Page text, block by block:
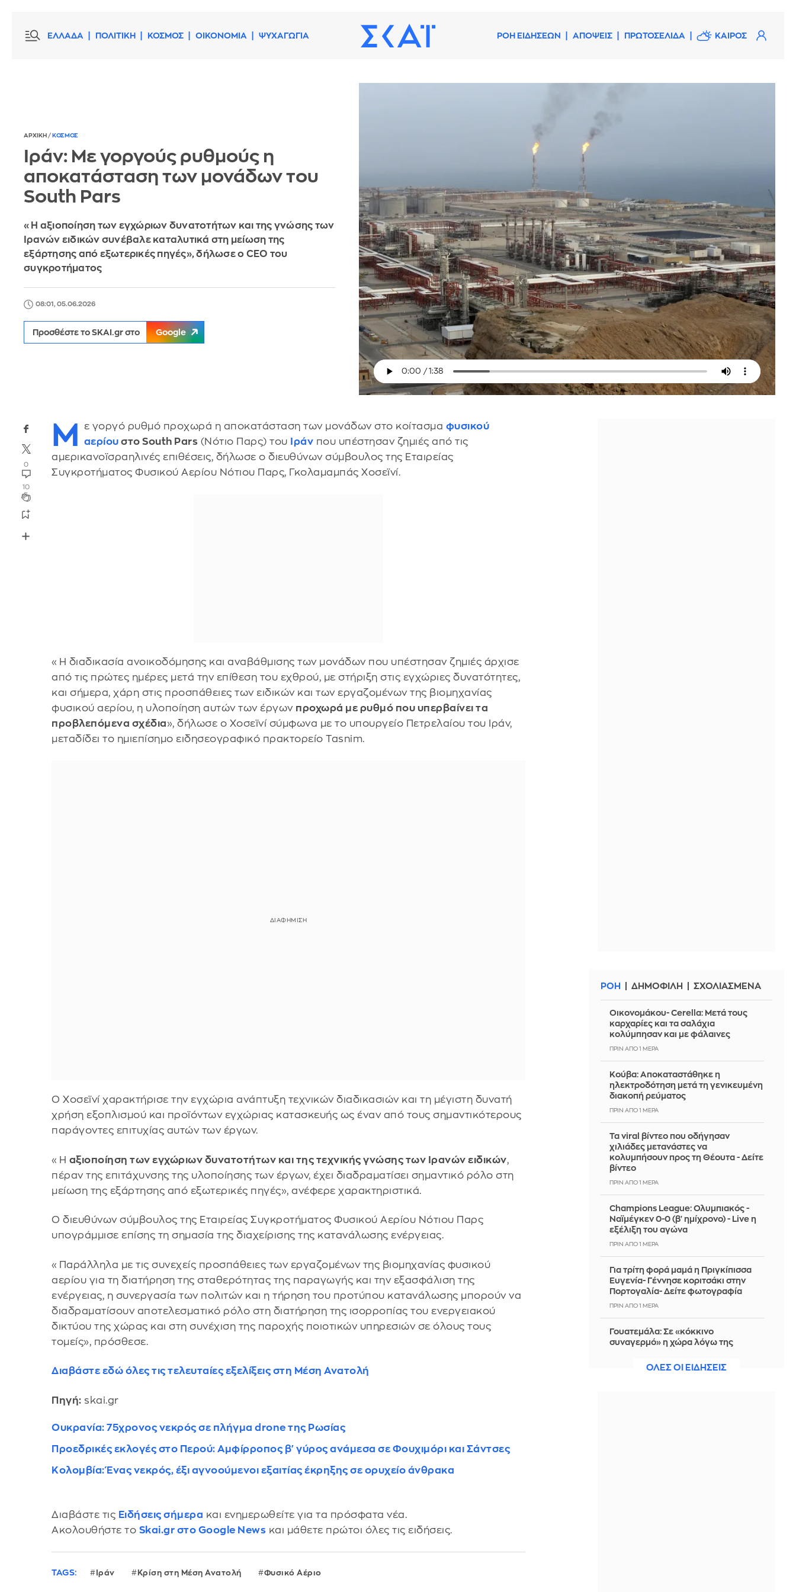
ΕΛΛΑΔΑ ΠΟΛΙΤΙΚΗ ΚΟΣΜΟΣ ΟΙΚΟΝΟΜΙΑ ΨΥΧΑΓΩΓΙΑ ΡΟΗ ΕΙΔΗΣΕΩΝ ΑΠΟΨΕΙΣ ΠΡΩΤΟΣΕΛΙΔΑ ΚΑΙΡΟΣ
ΑΡΧΙΚΗ / ΚΟΣΜΟΣ
Ιράν: Με γοργούς ρυθμούς η
αποκατάσταση των μονάδων του
South Pars
«Η αξιοποίηση των εγχώριων δυνατοτήτων και της γνώσης των
Ιρανών ειδικών συνέβαλε καταλυτικά στη μείωση της
εξάρτησης από εξωτερικές πηγές», δήλωσε ο CEO του
συγκροτήματος
08:01, 05.06.2026
Προσθέστε το SKAI.gr στο Google
0
10
Μ ε γοργό ρυθμό προχωρά η αποκατάσταση των μονάδων στο κοίτασμα φυσικού
αερίου στο South Pars (Νότιο Παρς) του Ιράν που υπέστησαν ζημιές από τις
αμερικανοϊσραηλινές επιθέσεις, δήλωσε ο διευθύνων σύμβουλος της Εταιρείας
Συγκροτήματος Φυσικού Αερίου Νότιου Παρς, Γκολαμαμπάς Χοσεϊνί.
«Η διαδικασία ανοικοδόμησης και αναβάθμισης των μονάδων που υπέστησαν ζημιές άρχισε
από τις πρώτες ημέρες μετά την επίθεση του εχθρού, με στήριξη στις εγχώριες δυνατότητες,
και σήμερα, χάρη στις προσπάθειες των ειδικών και των εργαζομένων της βιομηχανίας
φυσικού αερίου, η υλοποίηση αυτών των έργων προχωρά με ρυθμό που υπερβαίνει τα
προβλεπόμενα σχέδια», δήλωσε ο Χοσεϊνί σύμφωνα με το υπουργείο Πετρελαίου του Ιράν,
μεταδίδει το ημιεπίσημο ειδησεογραφικό πρακτορείο Tasnim.
Ο Χοσεϊνί χαρακτήρισε την εγχώρια ανάπτυξη τεχνικών διαδικασιών και τη μέγιστη δυνατή
χρήση εξοπλισμού και προϊόντων εγχώριας κατασκευής ως έναν από τους σημαντικότερους
παράγοντες επιτυχίας αυτών των έργων.
«Η αξιοποίηση των εγχώριων δυνατοτήτων και της τεχνικής γνώσης των Ιρανών ειδικών,
πέραν της επιτάχυνσης της υλοποίησης των έργων, έχει διαδραματίσει σημαντικό ρόλο στη
μείωση της εξάρτησης από εξωτερικές πηγές», ανέφερε χαρακτηριστικά.
Ο διευθύνων σύμβουλος της Εταιρείας Συγκροτήματος Φυσικού Αερίου Νότιου Παρς
υπογράμμισε επίσης τη σημασία της διαχείρισης της κατανάλωσης ενέργειας.
«Παράλληλα με τις συνεχείς προσπάθειες των εργαζομένων της βιομηχανίας φυσικού
αερίου για τη διατήρηση της σταθερότητας της παραγωγής και την εξασφάλιση της
ενέργειας, η συνεργασία των πολιτών και η τήρηση του προτύπου κατανάλωσης μπορούν να
διαδραματίσουν αποτελεσματικό ρόλο στη διατήρηση της ισορροπίας του ενεργειακού
δικτύου της χώρας και στη συνέχιση της παροχής ποιοτικών υπηρεσιών σε όλους τους
τομείς», πρόσθεσε.
Διαβάστε εδώ όλες τις τελευταίες εξελίξεις στη Μέση Ανατολή
Πηγή: skai.gr
Ουκρανία: 75χρονος νεκρός σε πλήγμα drone της Ρωσίας
Προεδρικές εκλογές στο Περού: Αμφίρροπος β' γύρος ανάμεσα σε Φουχιμόρι και Σάντσες
Κολομβία: Ένας νεκρός, έξι αγνοούμενοι εξαιτίας έκρηξης σε ορυχείο άνθρακα
Διαβάστε τις Ειδήσεις σήμερα και ενημερωθείτε για τα πρόσφατα νέα.
Ακολουθήστε το Skai.gr στο Google News και μάθετε πρώτοι όλες τις ειδήσεις.
TAGS: Ιράν Κρίση στη Μέση Ανατολή Φυσικό Αέριο
ΡΟΗ ΔΗΜΟΦΙΛΗ ΣΧΟΛΙΑΣΜΕΝΑ
Οικονομάκου- Cerella: Μετά τους
καρχαρίες και τα σαλάχια
κολύμπησαν και με φάλαινες
ΠΡΙΝ ΑΠΌ 1 ΜΈΡΑ
Κούβα: Αποκαταστάθηκε η
ηλεκτροδότηση μετά τη γενικευμένη
διακοπή ρεύματος
ΠΡΙΝ ΑΠΌ 1 ΜΈΡΑ
Τα viral βίντεο που οδήγησαν
χιλιάδες μετανάστες να
κολυμπήσουν προς τη Θέουτα - Δείτε
βίντεο
ΠΡΙΝ ΑΠΌ 1 ΜΈΡΑ
Champions League: Ολυμπιακός -
Ναϊμέγκεν 0-0 (β' ημίχρονο) - Live η
εξέλιξη του αγώνα
ΠΡΙΝ ΑΠΌ 1 ΜΈΡΑ
Για τρίτη φορά μαμά η Πριγκίπισσα
Ευγενία- Γέννησε κοριτσάκι στην
Πορτογαλία- Δείτε φωτογραφία
ΠΡΙΝ ΑΠΌ 1 ΜΈΡΑ
Γουατεμάλα: Σε «κόκκινο
συναγερμό» η χώρα λόγω της
Φουέγκο - Δείτε βίντεο
ΟΛΕΣ ΟΙ ΕΙΔΗΣΕΙΣ